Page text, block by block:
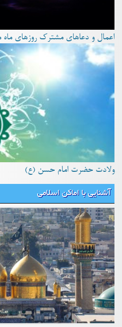
اعمال و دعاهای مشترک روزهای
ولادت حضرت امام حسن (ع)
آشنایی با اماکن اسلامی